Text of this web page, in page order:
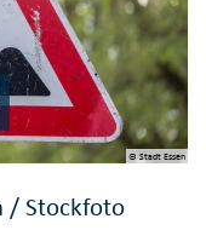
© Stadt Essen
/ Stockfoto